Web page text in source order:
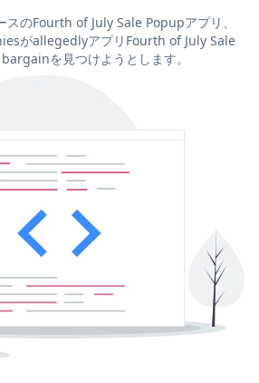
スのFourth of July Sale Popupアプリ、
がallegedlyアプリFourth of July Sale
を見つけようとします。